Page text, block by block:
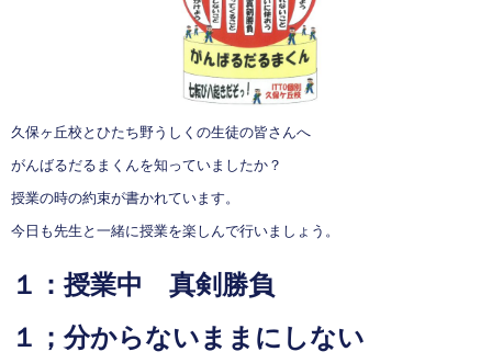
久保ヶ丘校とひたち野うしくの生徒の皆さんへ
がんばるだるまくんを知っていましたか？
授業の時の約束が書かれています。
今日も先生と一緒に授業を楽しんで行いましょう。
１：授業中 真剣勝負
１；分からないままにしない